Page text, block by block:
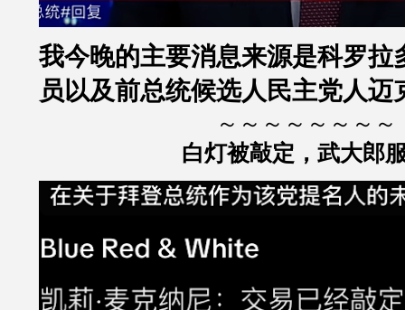
我今晚的主要消息来源是科罗拉
员以及前总统候选人民主党人迈
～～～～～～～～
白灯被敲定，武大郎